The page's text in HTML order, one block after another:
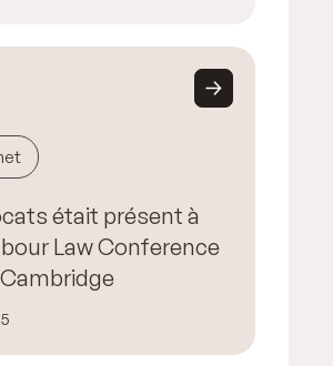
était présent à
Law Conference
Cambridge